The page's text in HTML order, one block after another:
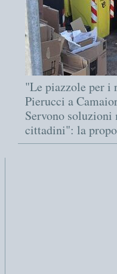
"Le piazzole per
Pierucci a
Servono soluzioni
cittadini": la